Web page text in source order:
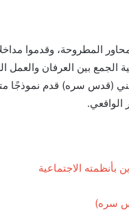
المطروحة، وقدموا
الجمع بين العرفان والعمل
(قدس سره) قدم نموذجًا
الواقعي.
بأنظمته الاجتماعية
سره)